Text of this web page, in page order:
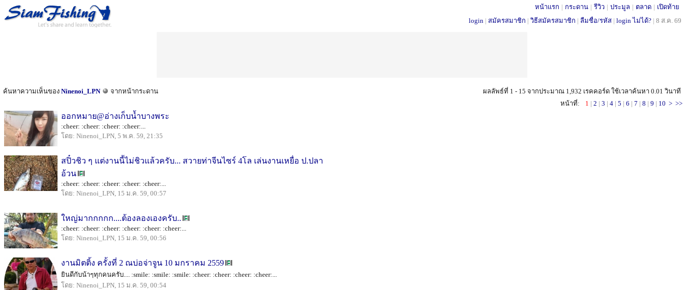
หน้าแรก | กระดาน | รีวิว | ประมูล | ตลาด | เปิดท้าย
login | สมัครสมาชิก | วิธีสมัครสมาชิก | ลืมชื่อ/รหัส | login ไม่ได้? | 8 ส.ค. 69
ค้นหาความเห็นของ Ninenoi_LPN จากหน้ากระดาน
ผลลัพธ์ที่ 1 - 15 จากประมาณ 1,932 เรคคอร์ด ใช้เวลาค้นหา 0.01 วินาที
หน้าที่:
1 | 2 | 3 | 4 | 5 | 6 | 7 | 8 | 9 | 10 > >>
ออกหมาย@อ่างเก็บน้ำบางพระ
:cheer: :cheer: :cheer: :cheer:...
โดย: Ninenoi_LPN, 5 พ.ค. 59, 21:35
สปิ๋วชิว ๆ แต่งานนี้ไม่ชิวแล้วครับ... สวายท่าจีนไซร์ 4โล เล่นงานเหยื่อ ป.ปลา
อ้วน
:cheer: :cheer: :cheer: :cheer: :cheer:...
โดย: Ninenoi_LPN, 15 ม.ค. 59, 00:57
ใหญ่มากกกกก....ต้องลองเองครับ..
:cheer: :cheer: :cheer: :cheer: :cheer: :cheer:...
โดย: Ninenoi_LPN, 15 ม.ค. 59, 00:56
งานมิตติ้ง ครั้งที่ 2 ณบ่อจ่าจูน 10 มกราคม 2559
ยินดีกับน้าๆทุกคนครับ.... :smile: :smile: :smile: :cheer: :cheer: :cheer: :cheer:...
โดย: Ninenoi_LPN, 15 ม.ค. 59, 00:54